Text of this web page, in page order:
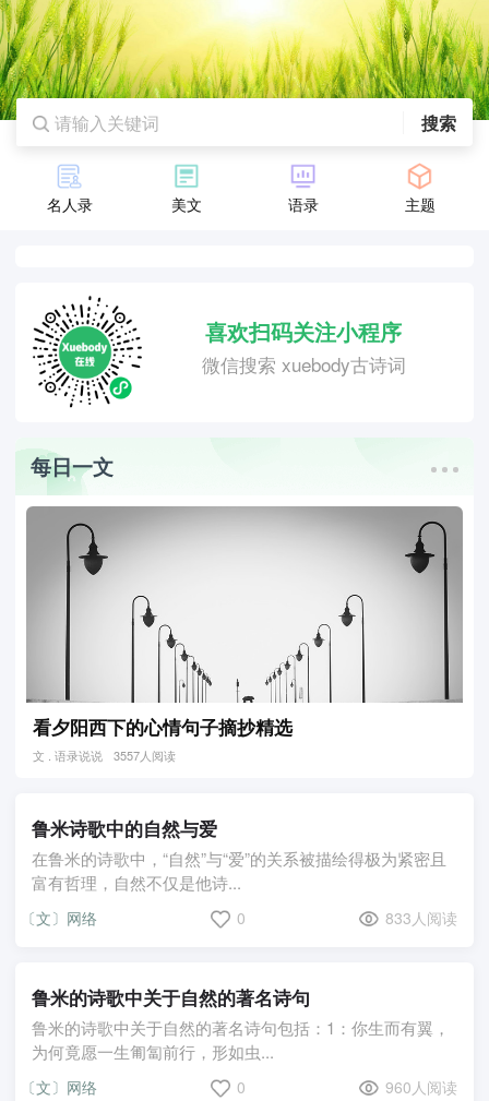
搜索
名人录 美文 语录 主题
喜欢扫码关注小程序
微信搜索 xuebody古诗词
每日一文
看夕阳西下的心情句子摘抄精选
文 . 语录说说 3557人阅读
鲁米诗歌中的自然与爱
在鲁米的诗歌中，“自然”与“爱”的关系被描绘得极为紧密且
富有哲理，自然不仅是他诗...
〔文〕网络 0 833人阅读
鲁米的诗歌中关于自然的著名诗句
鲁米的诗歌中关于自然的著名诗句包括：1：你生而有翼，
为何竟愿一生匍匐前行，形如虫...
〔文〕网络 0 960人阅读